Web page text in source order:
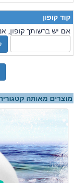
קוד קופון
אם יש ברשותך קופון,
מוצרים מאותה